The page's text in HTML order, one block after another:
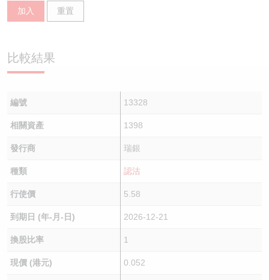
加入 重置
比較結果
編號 13328
相關資產 1398
發行商 瑞銀
種類 認沽
行使價 5.58
到期日 (年-月-日) 2026-12-21
換股比率 1
現價 (港元) 0.052
引伸波幅比較圖
認股證文件及公告
認股證文件及公告 (瑞信)
即將到期牛熊證
牛熊證分析儀
牛熊證速算機
牛熊證文件及公告 (瑞信)
業績及經濟日曆
AH 股價對照
即市板塊表現
收市競價變化